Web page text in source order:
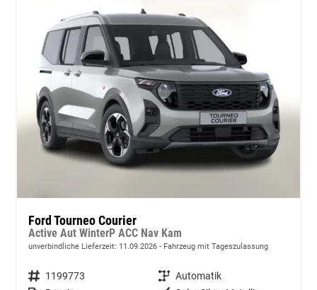
Ford Tourneo Courier
Active Aut WinterP ACC Nav Kam
unverbindliche Lieferzeit: 11.09.2026 Fahrzeug mit Tageszulassung
Fahrzeugnummer 1199773 Getriebe Automatik